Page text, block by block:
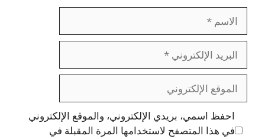
الاسم
البريد
الإلكتروني
الموقع
الإلكتروني
احفظ اسمي، بريدي الإلكتروني، والموقع الإلكتروني
في هذا المتصفح لاستخدامها المرة المقبلة في